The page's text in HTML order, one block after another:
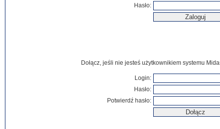
Hasło:
Dołącz, jeśli nie jesteś użytkownikiem systemu
Login:
Hasło:
Potwierdź hasło: